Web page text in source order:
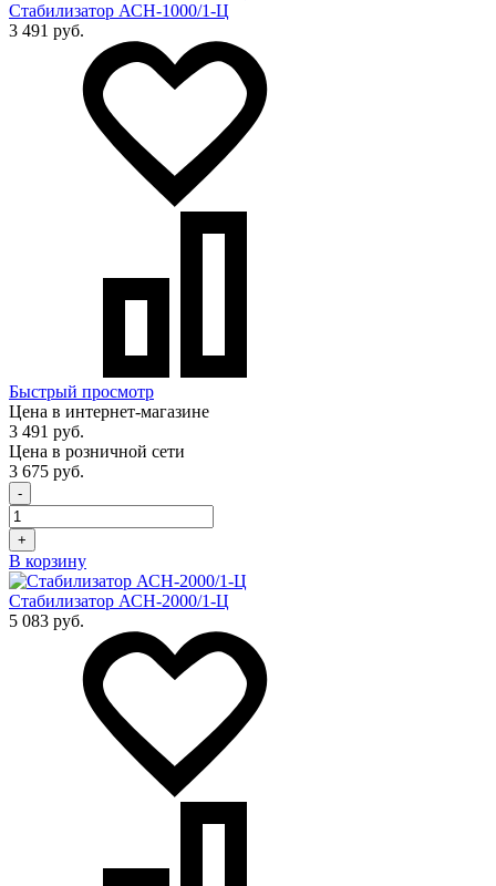
Стабилизатор АСН-1000/1-Ц
3 491 руб.
Быстрый просмотр
Цена в интернет-магазине
3 491 руб.
Цена в розничной сети
3 675 руб.
-
+
В корзину
Стабилизатор АСН-2000/1-Ц
5 083 руб.